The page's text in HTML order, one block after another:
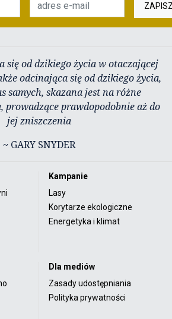
się od dzikiego życia w otaczającej
odcinająca się od dzikiego życia,
samych, skazana jest na różne
prowadzące prawdopodobnie aż do
jej zniszczenia
~ GARY SNYDER
Kampanie
Lasy
Korytarze ekologiczne
Energetyka i klimat
Dla mediów
Zasady udostępniania
Polityka prywatności